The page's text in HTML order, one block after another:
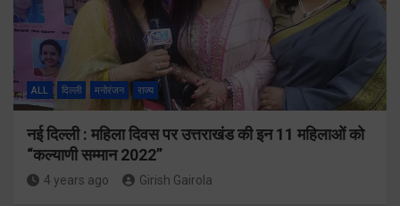
ALL दिल्ली मनोरंजन राज्य
नई दिल्ली : महिला दिवस पर उत्तराखंड की इन 11 महिलाओं को
“कल्याणी सम्मान 2022”
4 years ago Girish Gairola